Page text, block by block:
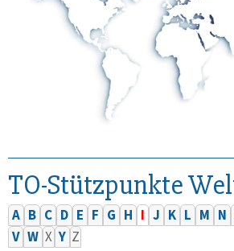
TO-Stützpunkte
A B C D E F G H I J K L M N
V W X Y Z